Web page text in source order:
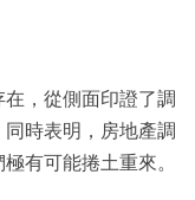
，從側面印證了調
時表明，房地產調
有可能捲土重來。